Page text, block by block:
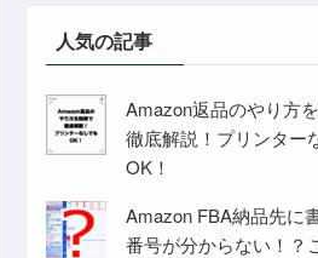
人気の記事
Amazon返品のやり方
徹底解説！プリンター
OK！
Amazon FBA納品先に
番号が分からない！？